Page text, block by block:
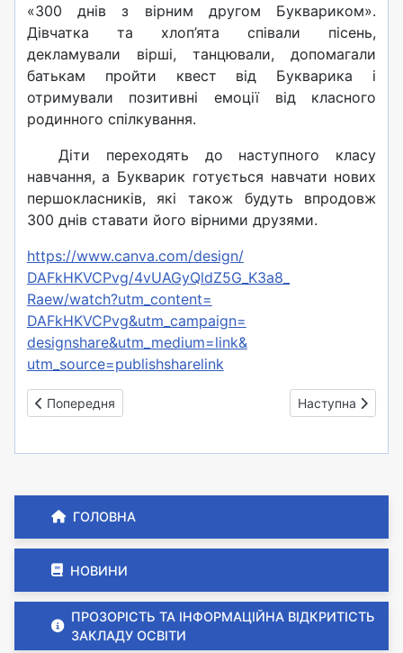
ГОЛОВНА
НОВИНИ
ПРОЗОРІСТЬ ТА ІНФОРМАЦІЙНА ВІДКРИТІСТЬ
ЗАКЛАДУ ОСВІТИ
«300 днів з вірним другом Буквариком».
Дівчатка та хлоп’ята співали пісень,
декламували вірші, танцювали, допомагали
батькам пройти квест від Букварика і
отримували позитивні емоції від класного
родинного спілкування.
Діти переходять до наступного класу
навчання, а Букварик готується навчати нових
першокласників, які також будуть впродовж
300 днів ставати його вірними друзями.
https://www.canva.com/design/
DAFkHKVCPvg/4vUAGyQldZ5G_K3a8_
Raew/watch?utm_content=
DAFkHKVCPvg&utm_campaign=
designshare&utm_medium=link&
utm_source=publishsharelink
Попередня стаття: На сайт початкової школи .
Попередня Наступна
Наступна